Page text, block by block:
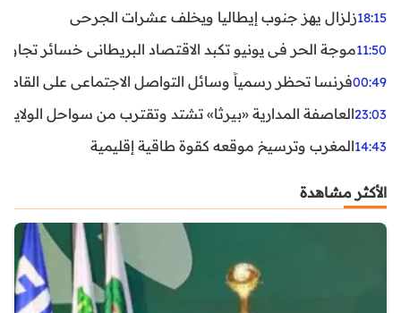
18:15زلزال يهز جنوب إيطاليا ويخلف عشرات الجرحى
11:50موجة الحر في يونيو تكبد الاقتصاد البريطاني خسائر تجاوزت 1.5 مليار
00:49فرنسا تحظر رسمياً وسائل التواصل الاجتماعي على القاصرين
23:03العاصفة المدارية «بيرثا» تشتد وتقترب من سواحل
14:43المغرب وترسيخ موقعه كقوة طاقية إقليمية
الأكثر مشاهدة